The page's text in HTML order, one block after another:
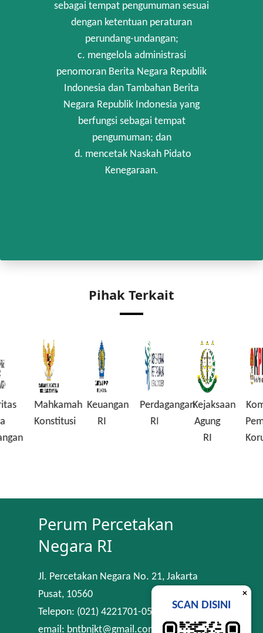
sebagai tempat pengumuman sesuai
dengan ketentuan peraturan
perundang-undangan;
c. mengelola administrasi
penomoran Berita Negara Republik
Indonesia dan Tambahan Berita
Negara Republik Indonesia yang
berfungsi sebagai tempat
pengumuman; dan
d. mencetak Naskah Pidato
Kenegaraan.
Pihak Terkait
Mahkamah
Konstitusi
Keuangan
RI
PerdaganganKejaksaan
Agung
Komisi
Korupsi
Perum Percetakan
Negara RI
Jl. Percetakan Negara No. 21, Jakarta
Pusat, 10560
Telepon: (021) 4221701-05
email: bntbnjkt@gmail.com
×
SCAN DISINI